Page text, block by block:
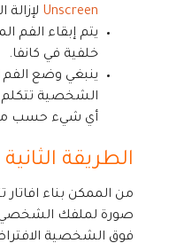
Unscreen لإزالة
يتم إبقاء الفم
خلفية في كانفا.
ينبغي وضع الفم
الشخصية تتكلم
أي شيء حسب
الطريقة الثانية
من الممكن بناء
صورة لملفك الشخصي
فوق الشخصية